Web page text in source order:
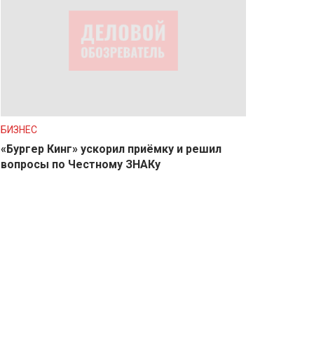
БИЗНЕС
«Бургер Кинг» ускорил приёмку и решил
вопросы по Честному ЗНАКу